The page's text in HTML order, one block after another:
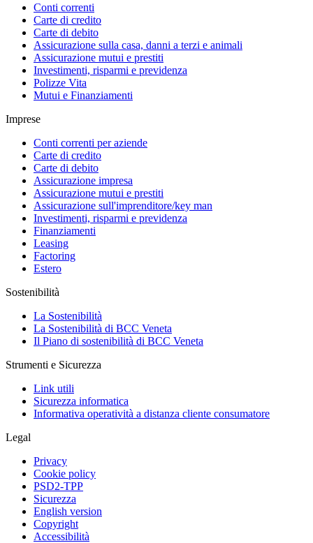
Conti correnti
Carte di credito
Carte di debito
Assicurazione sulla casa, danni a terzi e animali
Assicurazione mutui e prestiti
Investimenti, risparmi e previdenza
Polizze Vita
Mutui e Finanziamenti
Imprese
Conti correnti per aziende
Carte di credito
Carte di debito
Assicurazione impresa
Assicurazione mutui e prestiti
Assicurazione sull'imprenditore/key man
Investimenti, risparmi e previdenza
Finanziamenti
Leasing
Factoring
Estero
Sostenibilità
La Sostenibilità
La Sostenibilità di BCC Veneta
Il Piano di sostenibilità di BCC Veneta
Strumenti e Sicurezza
Link utili
Sicurezza informatica
Informativa operatività a distanza cliente consumatore
Legal
Privacy
Cookie policy
PSD2-TPP
Sicurezza
English version
Copyright
Accessibilità